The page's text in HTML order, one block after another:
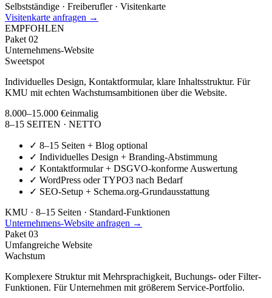
Selbstständige · Freiberufler · Visitenkarte
Visitenkarte anfragen →
EMPFOHLEN
Paket 02
Unternehmens-Website
Sweetspot
Individuelles Design, Kontaktformular, klare Inhaltsstruktur. Für
KMU mit echten Wachstumsambitionen über die Website.
8.000–15.000 €einmalig
8–15 SEITEN · NETTO
✓ 8–15 Seiten + Blog optional
✓ Individuelles Design + Branding-Abstimmung
✓ Kontaktformular + DSGVO-konforme Auswertung
✓ WordPress oder TYPO3 nach Bedarf
✓ SEO-Setup + Schema.org-Grundausstattung
KMU · 8–15 Seiten · Standard-Funktionen
Unternehmens-Website anfragen →
Paket 03
Umfangreiche Website
Wachstum
Komplexere Struktur mit Mehrsprachigkeit, Buchungs- oder Filter-
Funktionen. Für Unternehmen mit größerem Service-Portfolio.